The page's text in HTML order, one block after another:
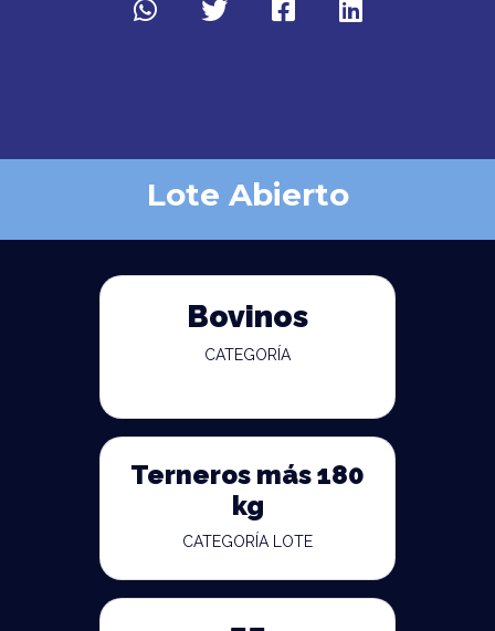
Lote Abierto
Bovinos
CATEGORÍA
Terneros más 180
kg
CATEGORÍA LOTE